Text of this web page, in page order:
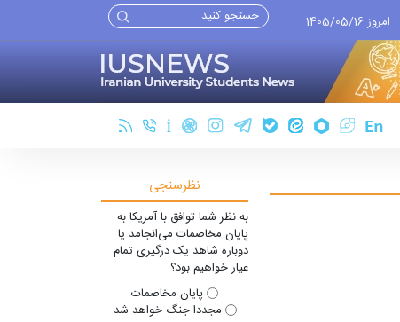
امروز 1405/05/16
نظرسنجی
به نظر شما توافق با آمریکا به
پایان مخاصمات می‌انجامد یا
دوباره شاهد یک درگیری تمام
عیار خواهیم بود؟
پایان مخاصمات
مجددا جنگ خواهد شد